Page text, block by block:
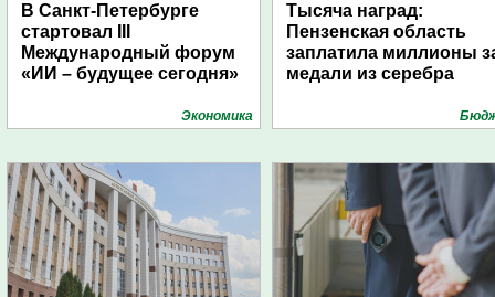
В Санкт-Петербурге
стартовал III
Международный форум
«ИИ – будущее сегодня»
Экономика
Тысяча наград:
Пензенская область
заплатила миллионы
медали из серебра